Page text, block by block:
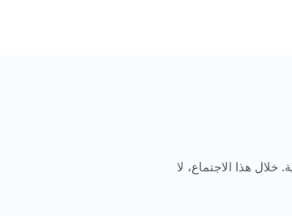
هذا الاجتماع، لا